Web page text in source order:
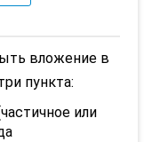
вложение в
пункта:
или